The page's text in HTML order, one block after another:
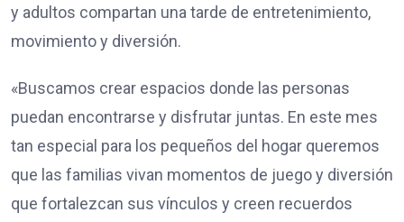
y adultos compartan una tarde de entretenimiento,
movimiento y diversión.
«Buscamos crear espacios donde las personas
puedan encontrarse y disfrutar juntas. En este mes
tan especial para los pequeños del hogar queremos
que las familias vivan momentos de juego y diversión
que fortalezcan sus vínculos y creen recuerdos